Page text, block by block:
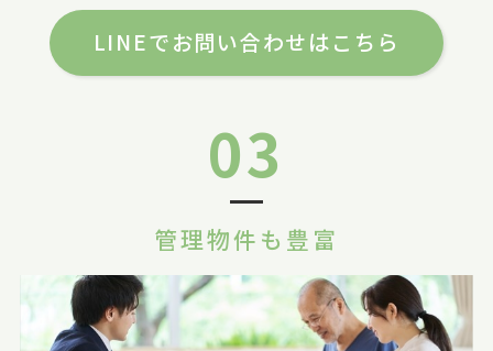
LINEでお問い合わせはこちら
03
管理物件も豊富